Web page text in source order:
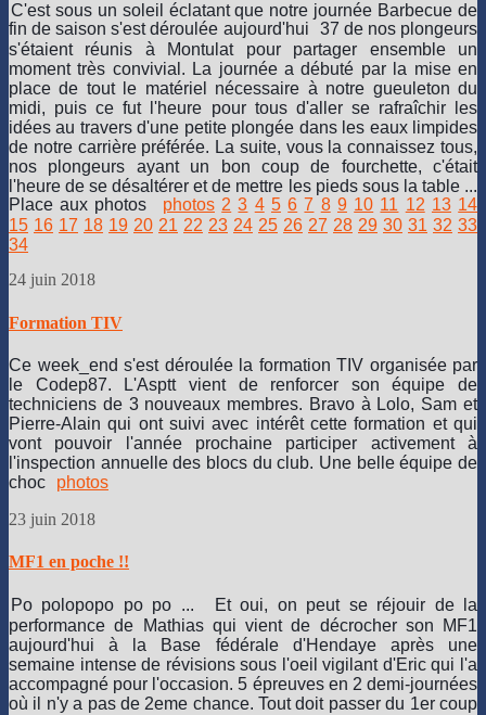
C'est sous un soleil éclatant que notre journée Barbecue de
fin de saison s'est déroulée aujourd'hui
37 de nos plongeurs
s'étaient réunis à Montulat pour partager ensemble un
moment très convivial. La journée a débuté par la mise en
place de tout le matériel nécessaire à notre gueuleton du
midi, puis ce fut l'heure pour tous d'aller se rafraîchir les
idées au travers d'une petite plongée dans les eaux limpides
de notre carrière préférée. La suite, vous la connaissez tous,
nos plongeurs ayant un bon coup de fourchette, c'était
l'heure de se désaltérer et de mettre les pieds sous la table ...
Place aux photos
photos 2 3 4 5 6 7 8 9 10 11 12 13 14
15 16 17 18 19 20 21 22 23 24 25 26 27 28 29 30 31 32 33
34
24 juin 2018
Formation TIV
Ce week_end s'est déroulée la formation TIV organisée par
le Codep87. L'Asptt vient de renforcer son équipe de
techniciens de 3 nouveaux membres. Bravo à Lolo, Sam et
Pierre-Alain qui ont suivi avec intérêt cette formation et qui
vont pouvoir l'année prochaine participer activement à
l'inspection annuelle des blocs du club. Une belle équipe de
choc
photos
23 juin 2018
MF1 en poche !!
Po polopopo po po ...
Et oui, on peut se réjouir de la
performance de Mathias qui vient de décrocher son MF1
aujourd'hui à la Base fédérale d'Hendaye après une
semaine intense de révisions sous l'oeil vigilant d'Eric qui l'a
accompagné pour l'occasion. 5 épreuves en 2 demi-journées
où il n'y a pas de 2eme chance. Tout doit passer du 1er coup
expériences,
et
notamment
celles
des
mises
l'eau
avec
tantôt
la
bascule
arrière
les
tantôt
saut
droit
depuis
le
scirys.
Nous
pouvons
qu'avec
ciel
nuageux,
tantôt
très
ensoleillé,
nous
avons